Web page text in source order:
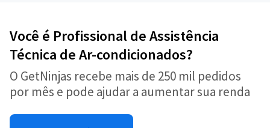
Você é Profissional de Assistência
Técnica de Ar-condicionados?
O GetNinjas recebe mais de 250 mil pedidos
por mês e pode ajudar a aumentar sua renda